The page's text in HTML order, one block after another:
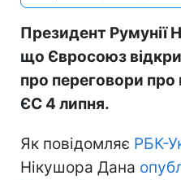
Президент Румунії
що Євросоюз
про переговори
ЄС 4 липня.
Як повідомляє РБК-
Нікушора Дана